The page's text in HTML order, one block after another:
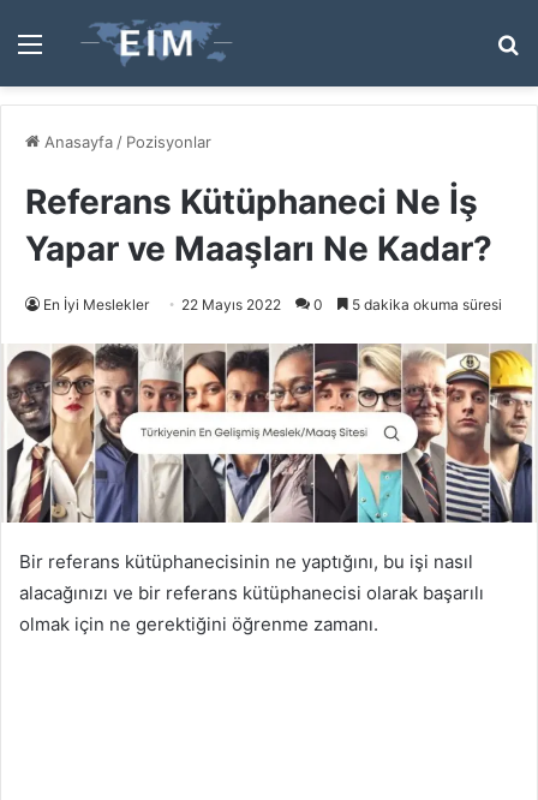
Menü
...
Anasayfa / Pozisyonlar
Referans Kütüphaneci Ne İş
Yapar ve Maaşları Ne Kadar?
En İyi Meslekler 22 Mayıs 2022 0 5 dakika okuma süresi
Bir referans kütüphanecisinin ne yaptığını, bu işi nasıl
alacağınızı ve bir referans kütüphanecisi olarak başarılı
olmak için ne gerektiğini öğrenme zamanı.